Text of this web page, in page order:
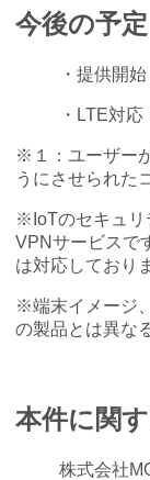
今後の予定
・提供開
・LTE対
※１：ユーザー
うにさせられた
※IoTのセキュリ
VPNサービスで
は対応しており
※端末イメージ
の製品とは異な
本件に関
株式会社